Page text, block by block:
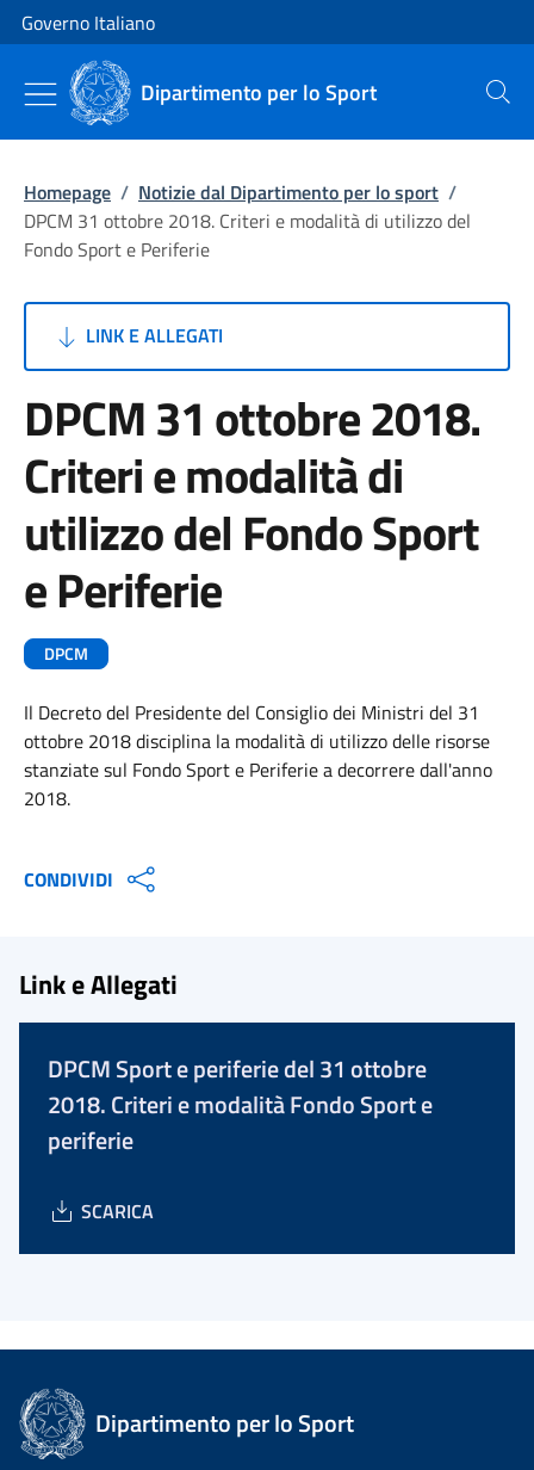
Vai al contenuto
Vai alla navigazione del sito
Governo Italiano
Dipartimento per lo Sport Cerca
Homepage / Notizie dal Dipartimento per lo sport /
DPCM 31 ottobre 2018. Criteri e modalità di utilizzo del
Fondo Sport e Periferie
LINK E ALLEGATI
DPCM 31 ottobre 2018.
Criteri e modalità di
utilizzo del Fondo Sport
e Periferie
DPCM
Il Decreto del Presidente del Consiglio dei Ministri del 31
ottobre 2018 disciplina la modalità di utilizzo delle risorse
stanziate sul Fondo Sport e Periferie a decorrere dall'anno
2018.
CONDIVIDI
Link e Allegati
DPCM Sport e periferie del 31 ottobre
2018. Criteri e modalità Fondo Sport e
periferie
SCARICA
Dipartimento per lo Sport